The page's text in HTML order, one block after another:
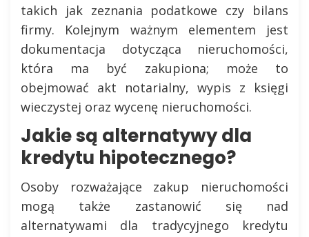
takich jak zeznania podatkowe czy bilans
firmy. Kolejnym ważnym elementem jest
dokumentacja dotycząca nieruchomości,
która ma być zakupiona; może to
obejmować akt notarialny, wypis z księgi
wieczystej oraz wycenę nieruchomości.
Jakie są alternatywy dla
kredytu hipotecznego?
Osoby rozważające zakup nieruchomości
mogą także zastanowić się nad
alternatywami dla tradycyjnego kredytu